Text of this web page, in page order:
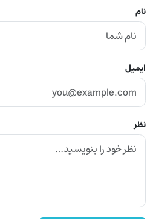
نام
ایمیل
نظر